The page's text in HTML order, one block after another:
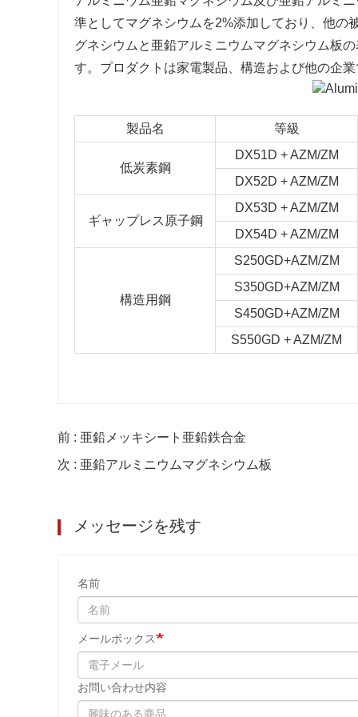
準としてマグネシウムを2%添加しており、他の
グネシウムと亜鉛アルミニウムマグネシウム板
す。プロダクトは家電製品、構造および他の企
製品名 等級
低炭素鋼
DX51D + AZM/ZM
DX52D + AZM/ZM
ギャップレス原子鋼
DX53D + AZM/ZM
DX54D + AZM/ZM
構造用鋼
S250GD+AZM/ZM
S350GD+AZM/ZM
S450GD+AZM/ZM
S550GD + AZM/ZM
前 : 亜鉛メッキシート亜鉛鉄合金
次 : 亜鉛アルミニウムマグネシウム板
メッセージを残す
名前
メールボックス
お問い合わせ内容